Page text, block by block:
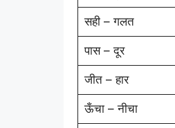
सही – गलत
पास – दूर
जीत – हार
ऊँचा – नीचा